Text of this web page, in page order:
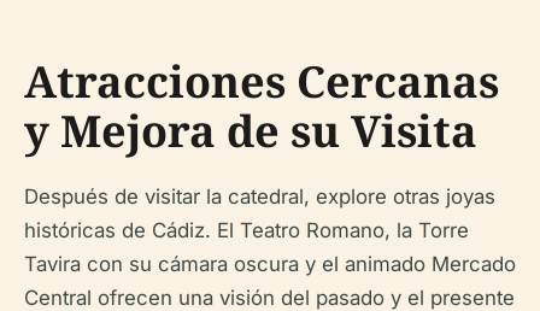
Atracciones Cercanas
y Mejora de su Visita
Después de visitar la catedral, explore otras joyas
históricas de Cádiz. El Teatro Romano, la Torre
Tavira con su cámara oscura y el animado Mercado
Central ofrecen una visión del pasado y el presente